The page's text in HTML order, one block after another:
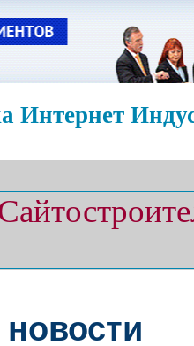
Интернет